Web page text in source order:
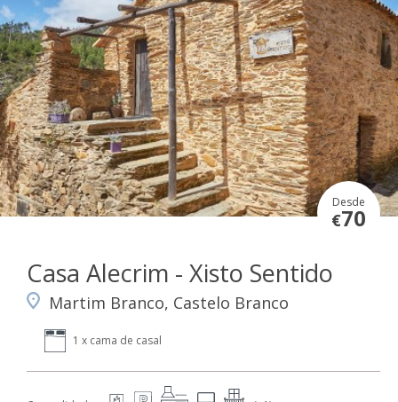
Desde
€70
Casa Alecrim - Xisto Sentido
Martim Branco, Castelo Branco
1 x cama de casal